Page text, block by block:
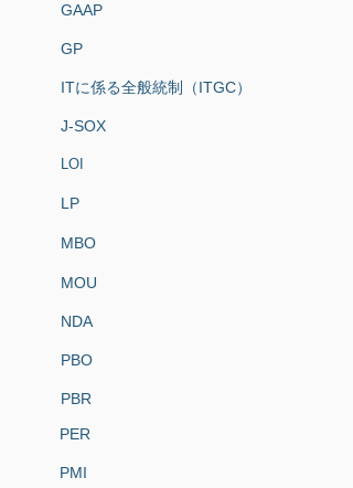
GAAP
GP
ITに係る全般統制（ITGC）
J-SOX
LOI
LP
MBO
MOU
NDA
PBO
PBR
PER
PMI